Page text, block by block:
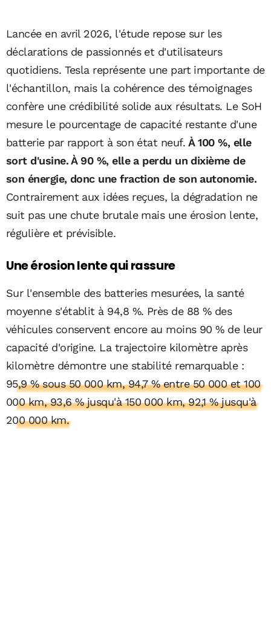
Lancée en avril 2026, l'étude repose sur les
déclarations de passionnés et d'utilisateurs
quotidiens. Tesla représente une part importante de
l'échantillon, mais la cohérence des témoignages
confère une crédibilité solide aux résultats. Le SoH
mesure le pourcentage de capacité restante d'une
batterie par rapport à son état neuf.À 100 %, elle
sort d'usine. À 90 %, elle a perdu un dixième de
son énergie, donc une fraction de son autonomie.
Contrairement aux idées reçues, la dégradation ne
suit pas une chute brutale mais une érosion lente,
régulière et prévisible.
Une érosion lente qui rassure
Sur l'ensemble des batteries mesurées, la santé
moyenne s'établit à 94,8 %. Près de 88 % des
véhicules conservent encore au moins 90 % de leur
capacité d'origine. La trajectoire kilomètre après
kilomètre démontre une stabilité remarquable :
95,9 % sous 50 000 km, 94,7 % entre 50 000 et 100
000 km, 93,6 % jusqu'à 150 000 km, 92,1 % jusqu'à
200 000 km.